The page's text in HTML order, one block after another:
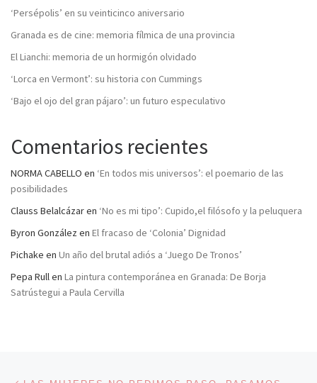
‘Persépolis’ en su veinticinco aniversario
Granada es de cine: memoria fílmica de una provincia
El Lianchi: memoria de un hormigón olvidado
‘Lorca en Vermont’: su historia con Cummings
‘Bajo el ojo del gran pájaro’: un futuro especulativo
Comentarios recientes
NORMA CABELLO en ‘En todos mis universos’: el poemario de las
posibilidades
Clauss Belalcázaren ‘No es mi tipo’: Cupido,el filósofo y la peluquera
Byron González en El fracaso de ‘Colonia’ Dignidad
Pichake en Un año del brutal adiós a ‘Juego De Tronos’
Pepa Rullen La pintura contemporánea en Granada: De Borja
Satrústegui a Paula Cervilla